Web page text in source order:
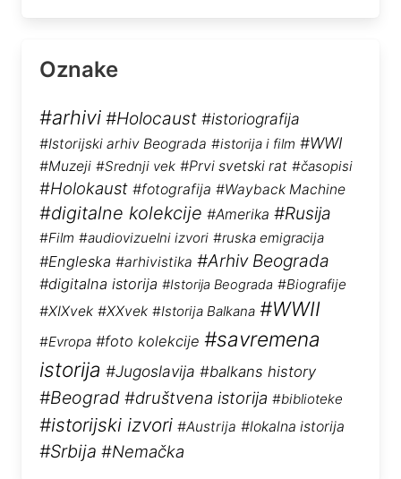
Oznake
#arhivi #Holocaust #istoriografija
#Istorijski arhiv Beograda #istorija i film #WWI
#Muzeji #Srednji vek #Prvi svetski rat #časopisi
#Holokaust #fotografija #Wayback Machine
#digitalne kolekcije #Amerika #Rusija
#Film #audiovizuelni izvori #ruska emigracija
#Engleska #arhivistika #Arhiv Beograda
#digitalna istorija #Istorija Beograda #Biografije
#XIXvek #XXvek #Istorija Balkana #WWII
#Evropa #foto kolekcije #savremena
istorija #Jugoslavija #balkans history
#Beograd #društvena istorija #biblioteke
#istorijski izvori #Austrija #lokalna istorija
#Srbija #Nemačka